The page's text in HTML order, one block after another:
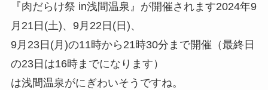
『肉だらけ祭 in浅間温泉』が開催されます2024年9
月21日(土)、9月22日(日)、
9月23日(月)の11時から21時30分まで開催（最終日
の23日は16時までになります）
は浅間温泉がにぎわいそうですね。